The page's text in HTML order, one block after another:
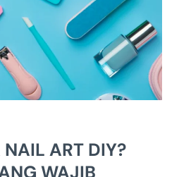
ART DIY?
WAJIB